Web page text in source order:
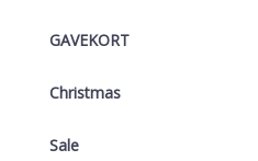
GAVEKORT
Christmas
Sale